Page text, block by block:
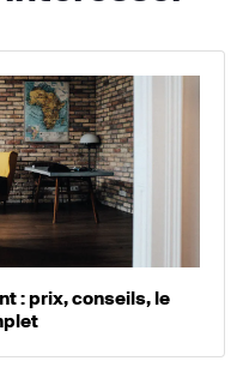
: prix, conseils, le